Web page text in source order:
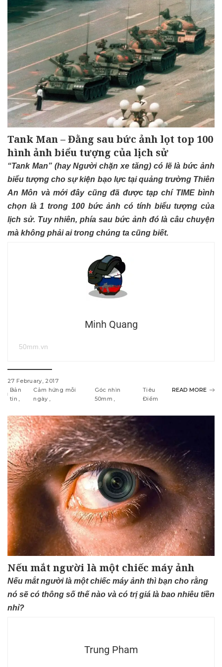
Tank Man – Đằng sau bức ảnh lọt top 100
hình ảnh biểu tượng của lịch sử
“Tank Man” (hay Người chặn xe tăng) có lẽ là bức ảnh
biểu tượng cho sự kiện bạo lực tại quảng trường Thiên
An Môn và mới đây cũng đã được tạp chí TIME bình
chọn là 1 trong 100 bức ảnh có tính biểu tượng của
lịch sử. Tuy nhiên, phía sau bức ảnh đó là câu chuyện
mà không phải ai trong chúng ta cũng biết.
Minh Quang
50mm.vn
27 February, 2017
Bản
tin
Cảm hứng mỗi
ngày
Góc nhìn
50mm
Tiêu
Điểm
READ MORE
Nếu mắt người là một chiếc máy ảnh
Nếu mắt người là một chiếc máy ảnh thì bạn cho rằng
nó sẽ có thông số thế nào và có trị giá là bao nhiêu tiền
nhỉ?
Trung Pham